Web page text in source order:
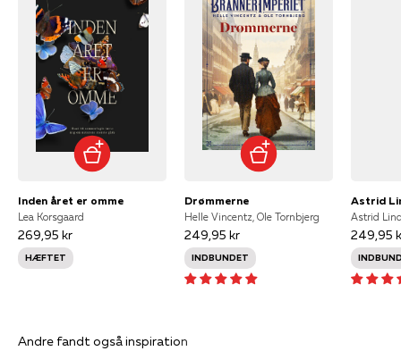
Inden året er omme
Lea Korsgaard
269,95 kr
HÆFTET
Drømmerne
Helle Vincentz, Ole Tornbjerg
249,95 kr
INDBUNDET
Astrid
249,95